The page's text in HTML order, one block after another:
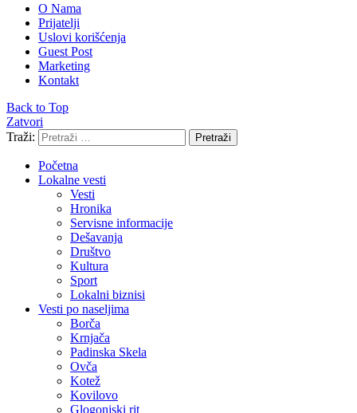
O Nama
Prijatelji
Uslovi korišćenja
Guest Post
Marketing
Kontakt
Back to Top
Zatvori
Traži:
Pretraži
Početna
Lokalne vesti
Vesti
Hronika
Servisne informacije
Dešavanja
Društvo
Kultura
Sport
Lokalni biznisi
Vesti po naseljima
Borča
Krnjača
Padinska Skela
Ovča
Kotež
Kovilovo
Glogonjski rit